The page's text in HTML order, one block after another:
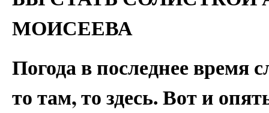
МОИСЕЕВА
Погода в последнее время
то там, то здесь. Вот и